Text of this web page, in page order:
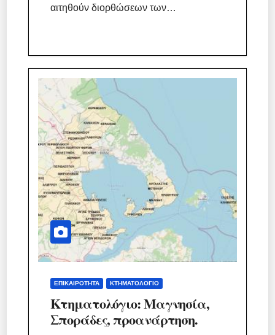
αιτηθούν διορθώσεων των…
ΕΠΙΚΑΙΡΌΤΗΤΑ ΚΤΗΜΑΤΟΛΌΓΙΟ
Κτηματολόγιο: Μαγνησία,
Σποράδες, προανάρτηση.